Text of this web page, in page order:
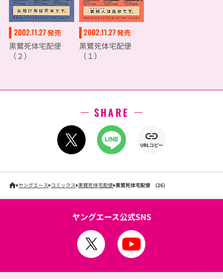
2002.11.27発売
黒鷺死体宅配便
（２）
2002.11.27発売
黒鷺死体宅配便
（１）
SHARE
ヤングエース コミックス 黒鷺死体宅配便 黒鷺死体宅配便 (26)
ヤングエース公式SNS